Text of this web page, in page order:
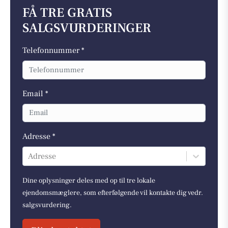
FÅ TRE GRATIS
SALGSVURDERINGER
Telefonnummer *
Email *
Adresse *
Adresse
Dine oplysninger deles med op til tre lokale
ejendomsmæglere, som efterfølgende vil kontakte dig vedr.
salgsvurdering.